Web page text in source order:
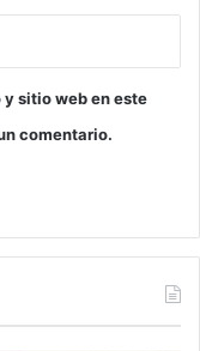
sitio web en este
comentario.